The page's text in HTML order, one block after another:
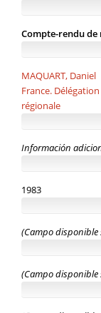
Compte-rendu de
MAQUART, Daniel
France.
régionale
Información
1983
(Campo
(Campo